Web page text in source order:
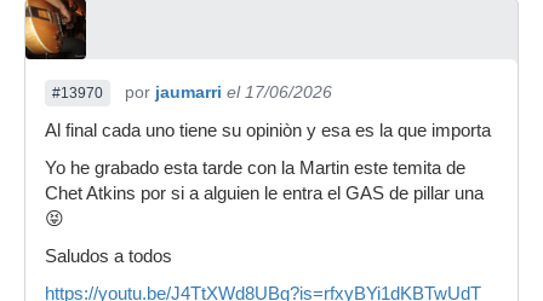
#13970 por jaumarri el 17/06/2026
Al final cada uno tiene su opiniòn y esa es la que importa
Yo he grabado esta tarde con la Martin este temita de
Chet Atkins por si a alguien le entra el GAS de pillar una
😝
Saludos a todos
https://youtu.be/J4TtXWd8UBg?is=rfxyBYi1dKBTwUdT